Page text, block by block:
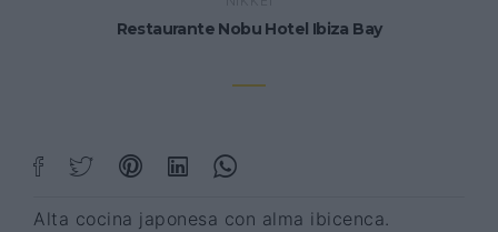
Restaurante Nobu Hotel Ibiza Bay
Alta cocina japonesa con alma ibicenca.